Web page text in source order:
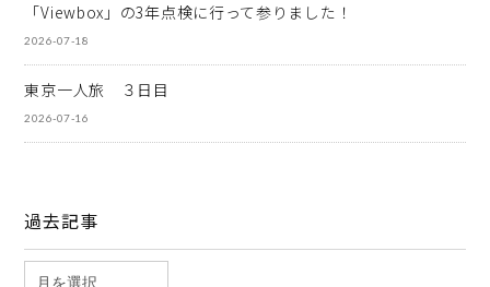
「Viewbox」の3年点検に行って参りました！
2026-07-18
東京一人旅 ３日目
2026-07-16
過去記事